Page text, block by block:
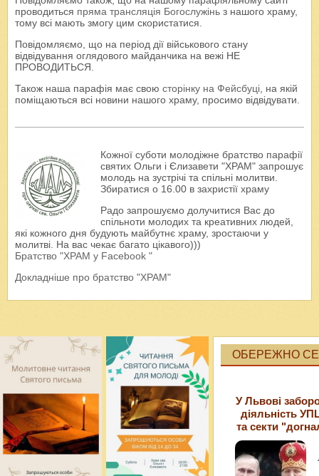
проводиться пряма трансляція Богослужінь з нашого храму,
тому всі мають змогу цим скористатися.
Повідомляємо, що на період дії військового стану
відвідування оглядового майданчика на вежі НЕ
ПРОВОДИТЬСЯ.
Також наша парафія має свою сторінку на Фейсбуці, на якій
поміщаються всі новини нашого храму, просимо відвідувати.
Кожної суботи молодіжне братство парафії
святих Ольги і Єлизавети "ХРАМ" запрошує
молодь на зустрічі та спільні молитви.
Збиратися о 16.00 в захристії храму
Радо запрошуємо долучитися Вас до
спільноти молодих та креативних людей,
які кожного дня будують майбутнє храму, зростаючи у
молитві. На вас чекає багато цікавого)))
Братство "ХРАМ у Facebook "
Докладніше про братство "ХРАМ"
ОБЕРЕЖНО
У Львові
діяльність
та секти